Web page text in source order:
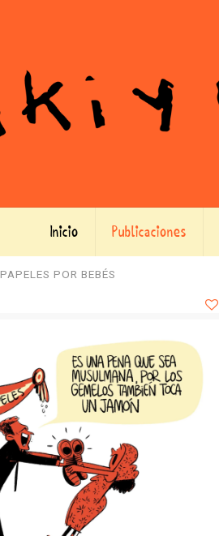
Inicio Publicaciones
PAPELES POR BEBÉS